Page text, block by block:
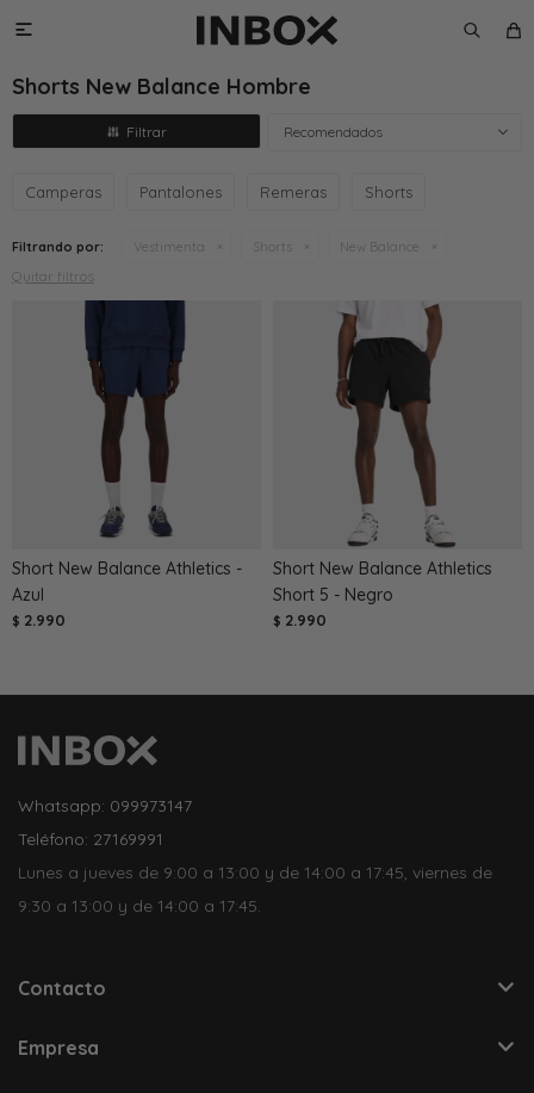

Shorts New Balance Hombre
Recomendados
Camperas Pantalones Remeras Shorts
Filtrando por: Vestimenta Shorts New Balance
Quitar filtros
Short New Balance Athletics -
Azul
$ 2.990
Short New Balance Athletics
Short 5 - Negro
$ 2.990
Whatsapp: 099973147
Teléfono: 27169991
Lunes a jueves de 9:00 a 13:00 y de 14:00 a 17:45, viernes de
9:30 a 13:00 y de 14:00 a 17:45.
Contacto
Empresa